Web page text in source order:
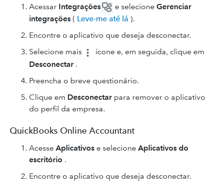
Acessar Integrações e selecione Gerenciar
integrações ( Leve-me até lá ).
Encontre o aplicativo que deseja desconectar.
Selecione mais
ícone e, em seguida, clique em
Desconectar .
Preencha o breve questionário.
Clique em Desconectar para remover o aplicativo
do perfil da empresa.
QuickBooks Online Accountant
Acesse Aplicativos e selecione Aplicativos do
escritório .
Encontre o aplicativo que deseja desconectar.